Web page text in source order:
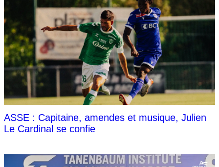
ASSE : Capitaine, amendes et musique, Julien
Le Cardinal se confie